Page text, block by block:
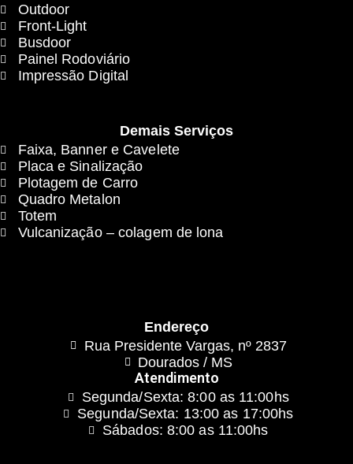
Outdoor
Front-Light
Busdoor
Painel Rodoviário
Impressão Digital
Demais Serviços
Faixa, Banner e Cavelete
Placa e Sinalização
Plotagem de Carro
Quadro Metalon
Totem
Vulcanização – colagem de lona
Endereço
Rua Presidente Vargas, nº 2837
Dourados / MS
Atendimento
Segunda/Sexta: 8:00 as 11:00hs
Segunda/Sexta: 13:00 as 17:00hs
Sábados: 8:00 as 11:00hs